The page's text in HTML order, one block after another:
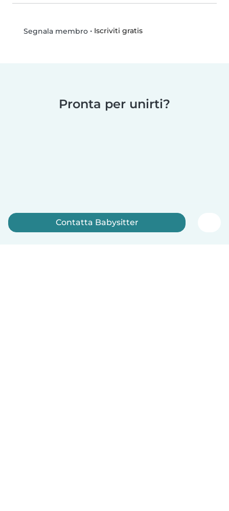
Segnala membro• Iscriviti gratis
Pronta per unirti?
Contatta Babysitter